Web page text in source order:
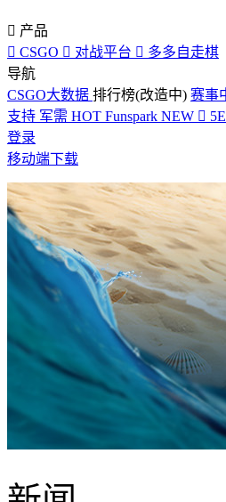
 产品
 CSGO  对战平台  多多自走棋
导航
CSGO大数据 排行榜(改造中) 赛事
支持 军需 HOT Funspark NEW 
登录
移动端下载